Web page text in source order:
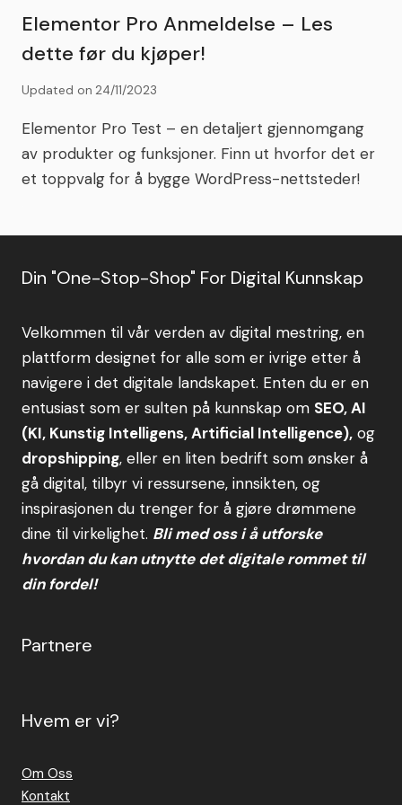
Elementor Pro Anmeldelse – Les
dette før du kjøper!
Updated on 24/11/2023
Elementor Pro Test – en detaljert gjennomgang
av produkter og funksjoner. Finn ut hvorfor det er
et toppvalg for å bygge WordPress-nettsteder!
Din "One-Stop-Shop" For Digital Kunnskap
Velkommen til vår verden av digital mestring, en
plattform designet for alle som er ivrige etter å
navigere i det digitale landskapet. Enten du er en
entusiast som er sulten på kunnskap om SEO, AI
(KI, Kunstig Intelligens, Artificial Intelligence), og
dropshipping, eller en liten bedrift som ønsker å
gå digital, tilbyr vi ressursene, innsikten, og
inspirasjonen du trenger for å gjøre drømmene
dine til virkelighet. Bli med oss i å utforske
hvordan du kan utnytte det digitale rommet til
din fordel!
Partnere
Hvem er vi?
Om Oss
Kontakt